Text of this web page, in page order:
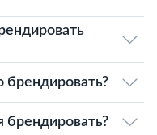
брендировать?